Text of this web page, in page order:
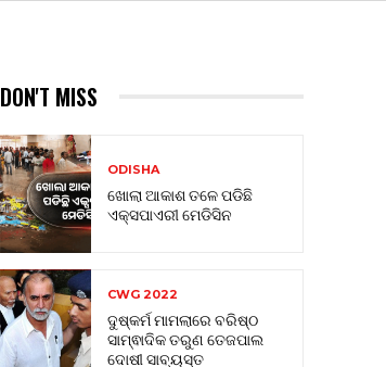
DON'T MISS
ODISHA
ଖୋଲା ଆକାଶ ତଳେ ପଡିଛି
ଏକ୍ସପାଏରୀ ମେଡିସିନ
CWG 2022
ଦୁଷ୍କର୍ମ ମାମଲାରେ ବରିଷ୍ଠ
ସାମ୍ଵାଦିକ ତରୁଣ ତେଜପାଲ
ଦୋଷୀ ସାବ୍ୟସ୍ତ